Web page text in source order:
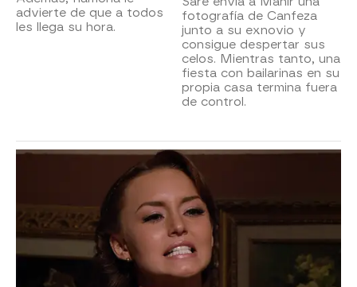
advierte de que a todos
les llega su hora.
fotografía de Canfeza
junto a su exnovio y
consigue despertar sus
celos. Mientras tanto, una
fiesta con bailarinas en su
propia casa termina fuera
de control.